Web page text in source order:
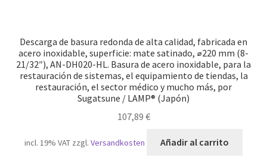
Descarga de basura redonda de alta calidad, fabricada en
acero inoxidable, superficie: mate satinado, ⌀220 mm (8-
21/32″), AN-DH020-HL. Basura de acero inoxidable, para la
restauración de sistemas, el equipamiento de tiendas, la
restauración, el sector médico y mucho más, por
Sugatsune / LAMP® (Japón)
107,89 €
incl. 19% VAT zzgl.Versandkosten Añadir al carrito